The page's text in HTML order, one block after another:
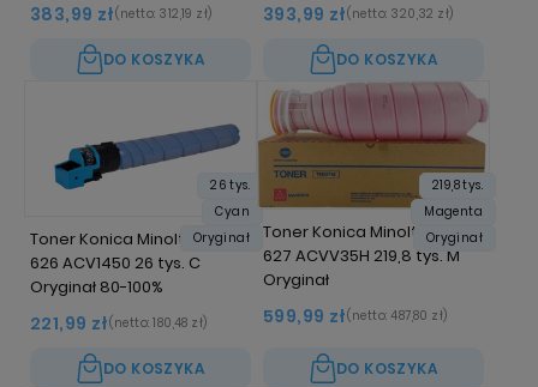
383,99 zł(netto: 312,19 zł)
DO KOSZYKA
393,99 zł(netto: 320,32 zł)
DO KOSZYKA
Toner Konica Minolta TN-
626 ACV1450 26 tys. C
Oryginał 80-100%
221,99 zł(netto: 180,48 zł)
DO KOSZYKA
26 tys.
Cyan
Oryginał
Toner Konica Minolta TN-
627 ACVV35H 219,8 tys. M
Oryginał
599,99 zł(netto: 487,80 zł)
DO KOSZYKA
219,8 tys.
Magenta
Oryginał